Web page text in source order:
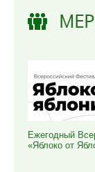
Ежегодный
«Яблоко от